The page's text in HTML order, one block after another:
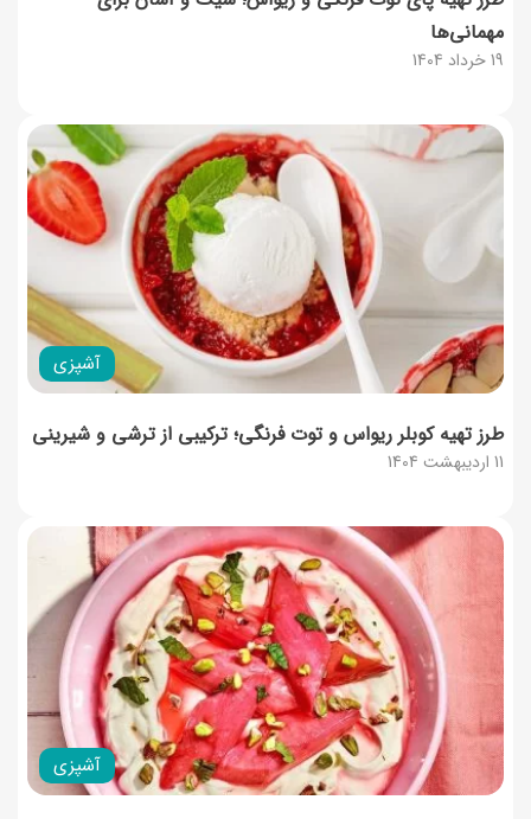
19 خرداد 1404
مهمانی‌ها
آشپزی
11 اردیبهشت 1404
طرز تهیه کوبلر ریواس و توت‌ فرنگی؛ ترکیبی از ترشی و شیرینی
آشپزی